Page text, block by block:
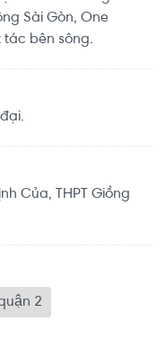
Sài Gòn, One
tác bên sông.
Của, THPT Giồng
2